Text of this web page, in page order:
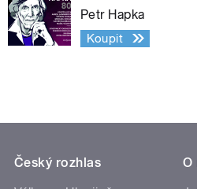
Petr Hapka
Koupit
Český rozhlas
O